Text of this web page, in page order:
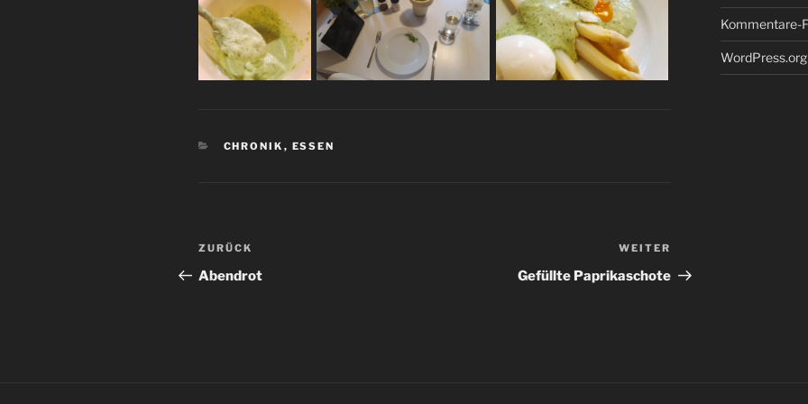
KATEGORIEN
CHRONIK , ESSEN
Beitrags-
Navigation
Vorheriger
Beitrag
ZURÜCK
Abendrot
Beitrag
WEITER
Gefüllte Paprikaschote
Kommentare-
WordPress.org